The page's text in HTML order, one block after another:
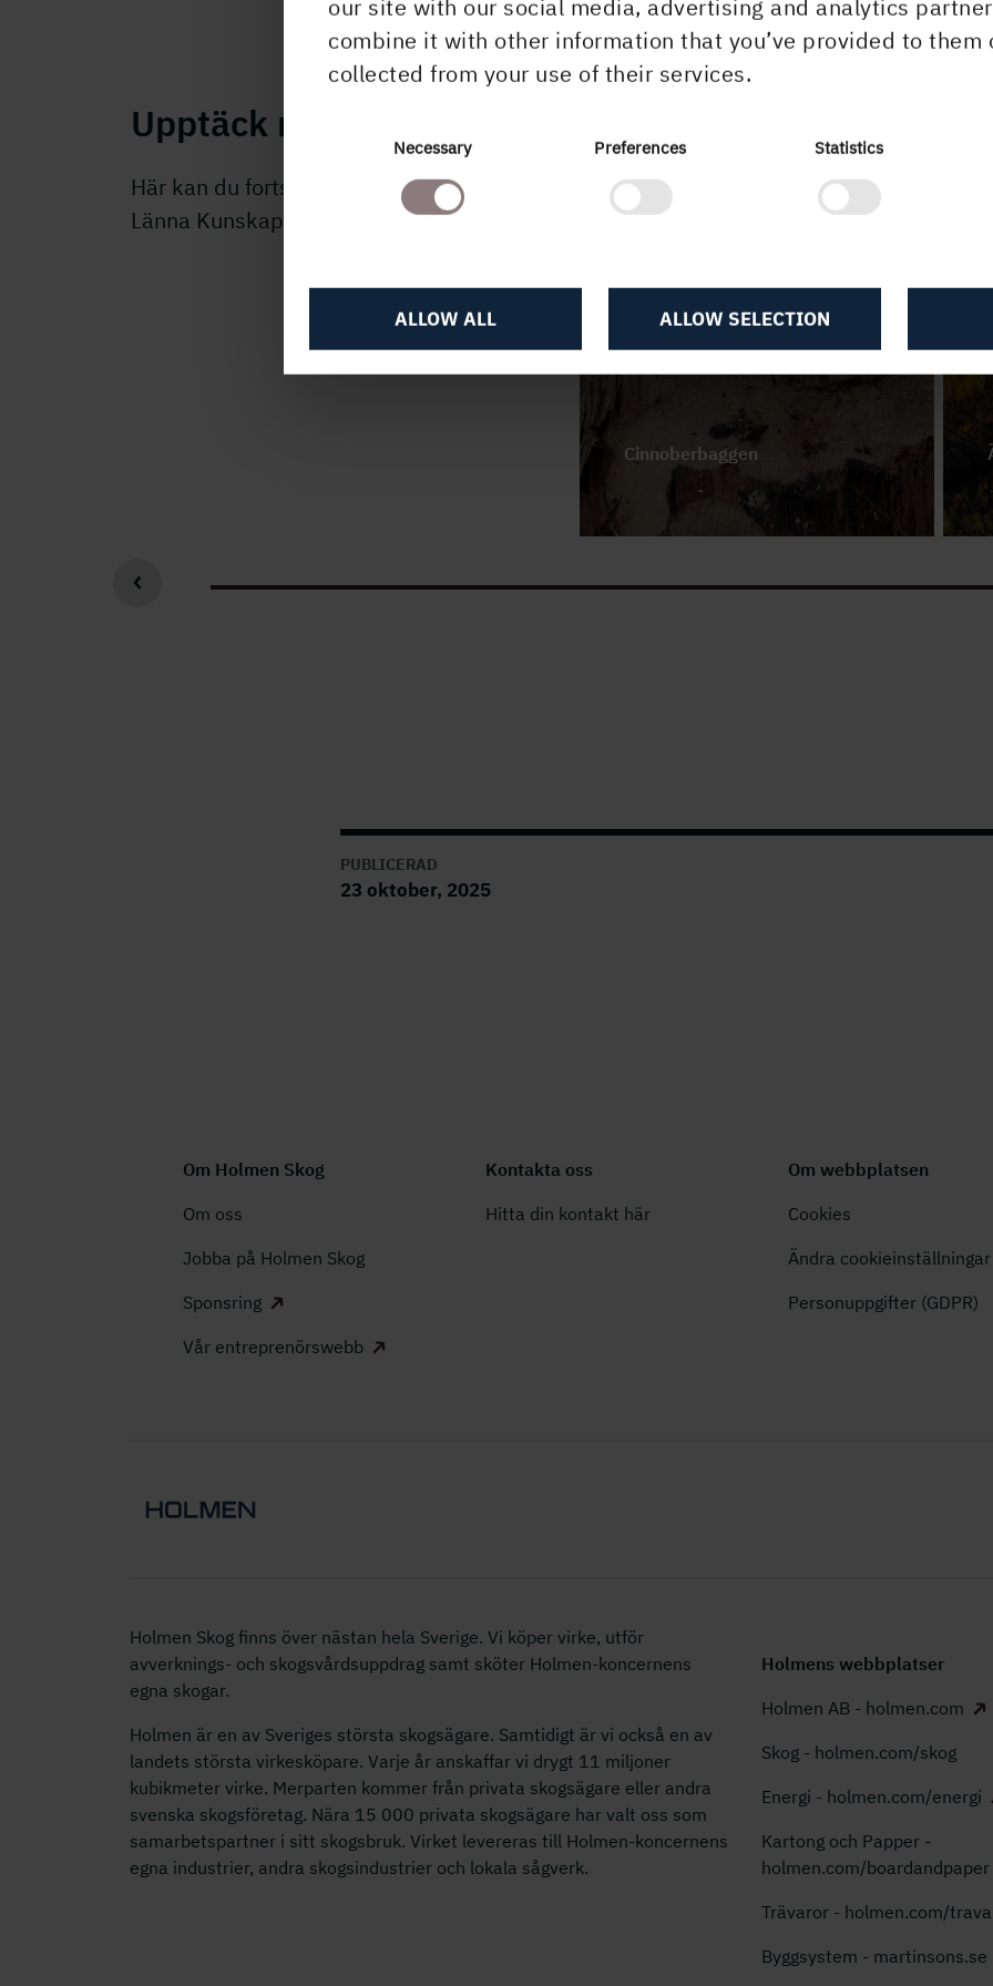
our site with our social media, advertising and analytics
combine it with other information that you’ve provided to them
collected from your use of their services.
Necessary Preferences Statistics
ALLOW SELECTION
ALLOW ALL
Upptäck mer
Här kan du fortsätta läsa om
Länna Kunskapsskog.
Cinnoberbaggen
Skogens ÅGP-art.
Cinnoberbaggen är en femton
lysande skalbagge med ett stort
PUBLICERAD
23 oktober, 2025
Om Holmen Skog
Om oss
Jobba på Holmen Skog
Sponsring
Vår entreprenörswebb
Kontakta oss
Hitta din kontakt här
Om webbplatsen
Cookies
Ändra cookieinställningar
Personuppgifter (GDPR)
Holmen Skog finns över nästan hela Sverige. Vi köper virke, utför
avverknings- och skogsvårdsuppdrag samt sköter Holmen-koncernens
egna skogar.
Holmen är en av Sveriges största skogsägare. Samtidigt är vi också en av
landets största virkesköpare. Varje år anskaffar vi drygt 11 miljoner
kubikmeter virke. Merparten kommer från privata skogsägare eller andra
svenska skogsföretag. Nära 15 000 privata skogsägare har valt oss som
samarbetspartner i sitt skogsbruk. Virket levereras till Holmen-koncernens
egna industrier, andra skogsindustrier och lokala sågverk.
Holmens webbplatser
Holmen AB - holmen.com
Skog - holmen.com/skog
Energi - holmen.com/energi
Kartong och Papper -
holmen.com/boardandpaper
Trävaror - holmen.com/
Byggsystem - martinsons.se